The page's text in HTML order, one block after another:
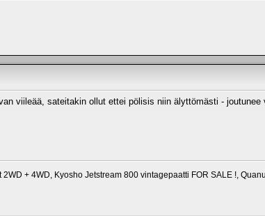
viileää, sateitakin ollut ettei pölisis niin älyttömästi -
+ 4WD, Kyosho Jetstream 800 vintagepaatti FOR SALE !,